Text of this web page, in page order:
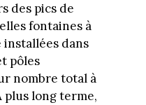
des pics de
fontaines à
dans
pôles
nombre total à
plus long terme,